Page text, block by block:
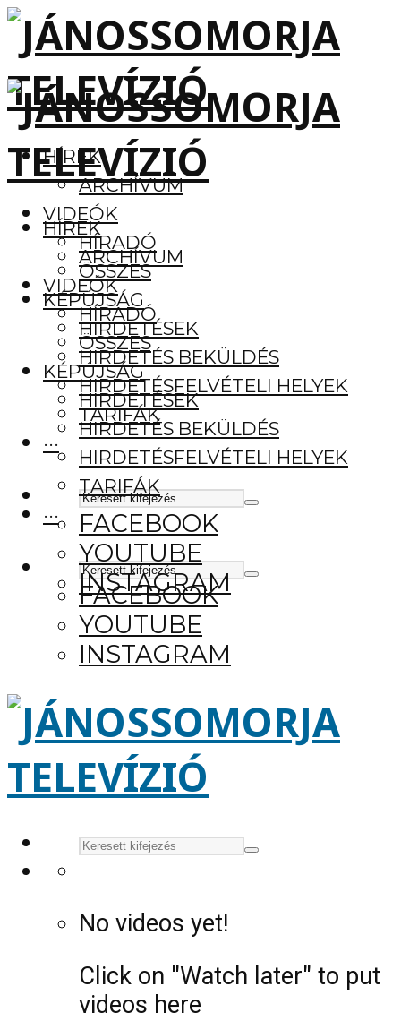
HÍREK
ARCHÍVUM
VIDEÓK
HÍRADÓ
ÖSSZES
KÉPÚJSÁG
HIRDETÉSEK
HIRDETÉS BEKÜLDÉS
HIRDETÉSFELVÉTELI HELYEK
TARIFÁK
···
FACEBOOK
YOUTUBE
INSTAGRAM
HÍREK
ARCHÍVUM
VIDEÓK
HÍRADÓ
ÖSSZES
KÉPÚJSÁG
HIRDETÉSEK
HIRDETÉS BEKÜLDÉS
HIRDETÉSFELVÉTELI HELYEK
TARIFÁK
···
FACEBOOK
YOUTUBE
INSTAGRAM
No videos yet!
Click on "Watch later" to put
videos here